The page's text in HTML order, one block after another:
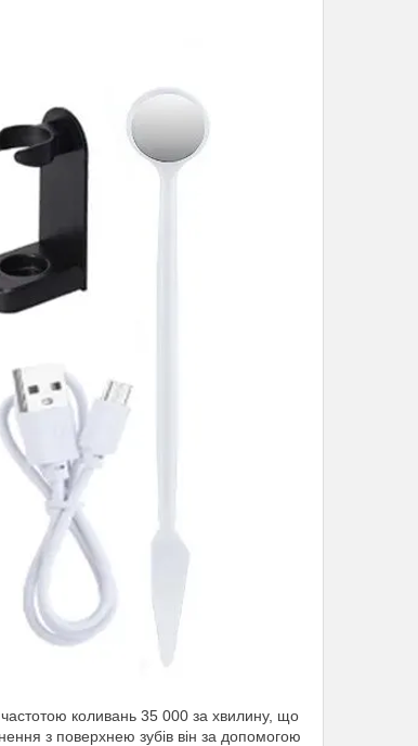
коливань 35 000 за хвилину, що
з поверхнею зубів він за допомогою